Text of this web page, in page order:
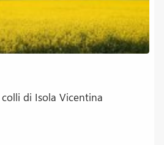
di Isola Vicentina